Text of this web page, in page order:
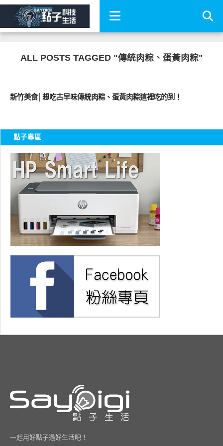
ALL POSTS TAGGED "傳統肉粽、蛋黃肉粽"
新竹美食│想吃古早味傳統肉粽、蛋黃肉粽這裡吃的到！
點子專區
一起用好點子過好生活吧！